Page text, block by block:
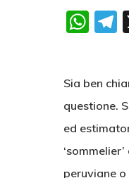
Sia ben
questione.
ed
peruviane